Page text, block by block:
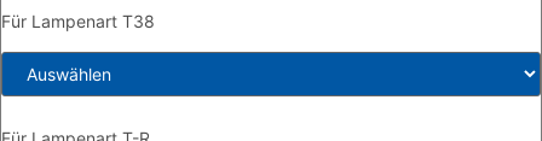
Für Lampenart T38